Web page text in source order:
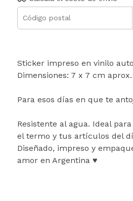
Sticker impreso en vinilo
Dimensiones: 7 x 7 cm aprox.
Para esos días en que te
Resistente al agua. Ideal
el termo y tus artículos del
Diseñado, impreso y
amor en Argentina ♥